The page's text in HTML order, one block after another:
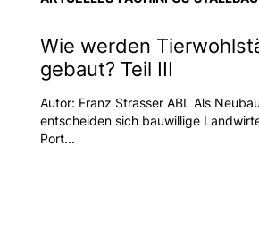
Wie werden
gebaut? Teil III
Autor: Franz Strasser ABL Als
entscheiden sich bauwillige
Port...